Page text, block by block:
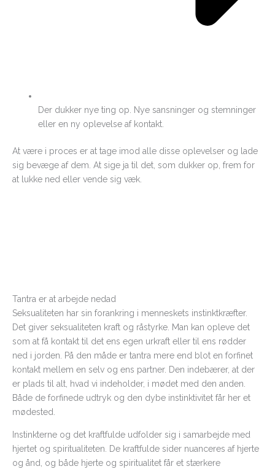
Der dukker nye ting op. Nye sansninger og stemninger
eller en ny oplevelse af kontakt.
At være i proces er at tage imod alle disse oplevelser og lade
sig bevæge af dem. At sige ja til det, som dukker op, frem for
at lukke ned eller vende sig væk.
Tantra er at arbejde nedad
Seksualiteten har sin forankring i menneskets instinktkræfter.
Det giver seksualiteten kraft og råstyrke. Man kan opleve det
som at få kontakt til det ens egen urkraft eller til ens rødder
ned i jorden. På den måde er tantra mere end blot en forfinet
kontakt mellem en selv og ens partner. Den indebærer, at der
er plads til alt, hvad vi indeholder, i mødet med den anden.
Både de forfinede udtryk og den dybe instinktivitet får her et
mødested.
Instinkterne og det kraftfulde udfolder sig i samarbejde med
hjertet og spiritualiteten. De kraftfulde sider nuanceres af hjerte
og ånd, og både hjerte og spiritualitet får et stærkere